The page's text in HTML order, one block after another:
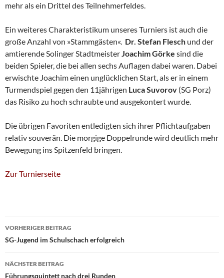
mehr als ein Drittel des Teilnehmerfeldes.
Ein weiteres Charakteristikum unseres Turniers ist auch die
große Anzahl von »Stammgästen«. Dr. Stefan Flesch und der
amtierende Solinger StadtmeisterJoachim Görke sind die
beiden Spieler, die bei allen sechs Auflagen dabei waren. Dabei
erwischte Joachim einen unglücklichen Start, als er in einem
Turmendspiel gegen den 11jährigen Luca Suvorov (SG Porz)
das Risiko zu hoch schraubte und ausgekontert wurde.
Die übrigen Favoriten entledigten sich ihrer Pflichtaufgaben
relativ souverän. Die morgige Doppelrunde wird deutlich mehr
Bewegung ins Spitzenfeld bringen.
Zur Turnierseite
Beitragsnavigation
VORHERIGER BEITRAG
SG-Jugend im Schulschach erfolgreich
NÄCHSTER BEITRAG
Führungsquintett nach drei Runden